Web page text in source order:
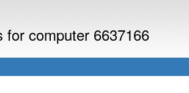
for computer 6637166